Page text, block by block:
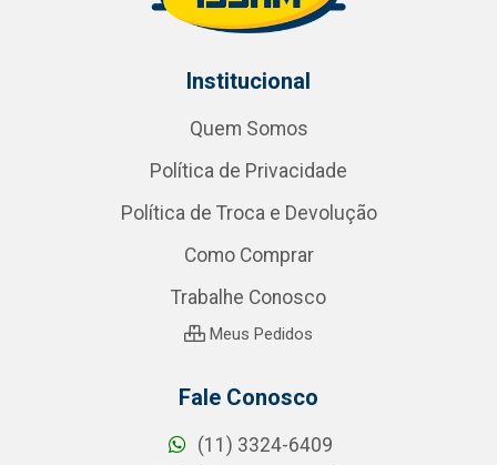
Institucional
Quem Somos
Política de Privacidade
Política de Troca e Devolução
Como Comprar
Trabalhe Conosco
Meus Pedidos
Fale Conosco
(11) 3324-6409